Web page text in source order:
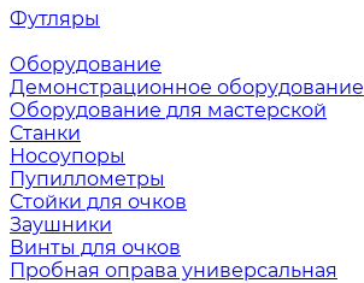
Футляры
Оборудование
Демонстрационное оборудование
Оборудование для мастерской
Станки
Носоупоры
Пупиллометры
Стойки для очков
Заушники
Винты для очков
Пробная оправа универсальная